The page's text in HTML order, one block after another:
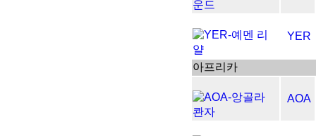
YER
아프리카
AOA